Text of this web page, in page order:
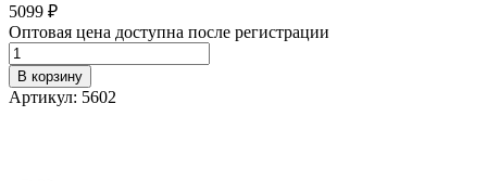
5099 ₽
Оптовая цена доступна после регистрации
В корзину
Артикул: 5602